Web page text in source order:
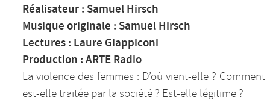
Réalisateur : Samuel Hirsch
Musique originale : Samuel Hirsch
Lectures : Laure Giappiconi
Production : ARTE Radio
La violence des femmes : D’où vient-elle ? Comment
est-elle traitée par la société ? Est-elle légitime ?